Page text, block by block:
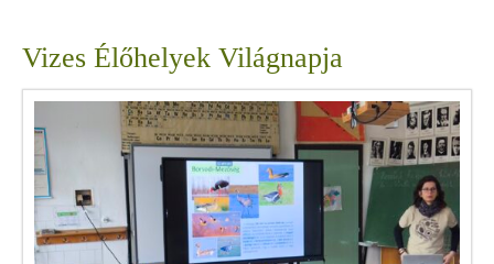
Vizes Élőhelyek Világnapja